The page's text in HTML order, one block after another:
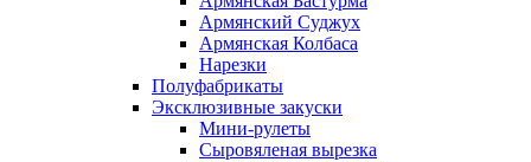
Армянский Суджух
Армянская Колбаса
Нарезки
Полуфабрикаты
Эксклюзивные закуски
Мини-рулеты
Сыровяленая вырезка